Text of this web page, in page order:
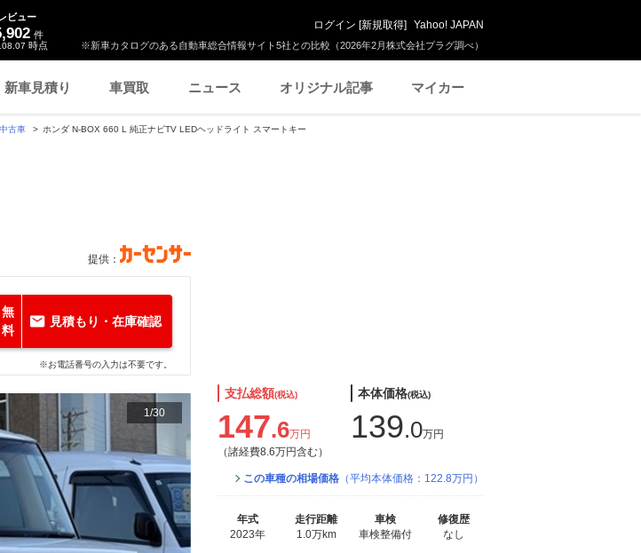
※新車カタログのある自動車総合情報サイト5社との比較（2026年2月株式会社プラグ調べ）
ビュー
件
時点
ログイン [新規取得] Yahoo! JAPAN
新車見積り 車買取 ニュース オリジナル記事 マイカー
古車 ホンダ N-BOX 660 L 純正ナビTV LEDヘッドライト スマートキー
提供：
無
料
見積もり・在庫確認
※お電話番号の入力は不要です。
1/30
支払総額(税込)
147.6万円
（諸経費8.6万円含む）
本体価格(税込)
139.0万円
この車種の相場価格 （平均本体価格：122.8万円）
年式
2023年
走行距離
1.0万km
車検
車検整備付
修復歴
なし